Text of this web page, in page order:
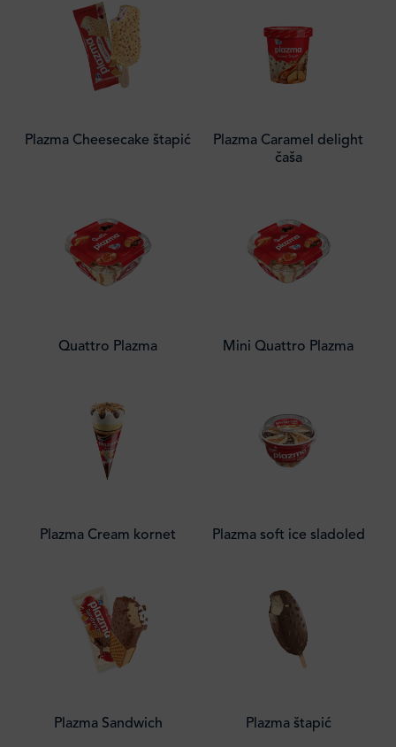
Plazma Cheesecake štapić
Plazma Caramel delight
čaša
Quattro Plazma Mini Quattro Plazma
Plazma Cream kornet Plazma soft ice sladoled
Plazma Sandwich Plazma štapić